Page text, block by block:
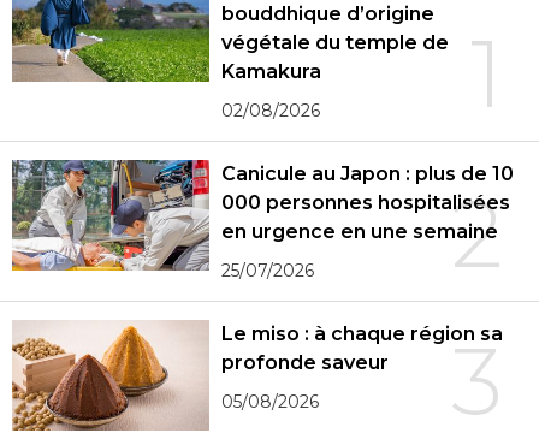
1
bouddhique d’origine
végétale du temple de
Kamakura
02/08/2026
2
Canicule au Japon : plus de 10
000 personnes hospitalisées
en urgence en une semaine
25/07/2026
3
Le miso : à chaque région sa
profonde saveur
05/08/2026